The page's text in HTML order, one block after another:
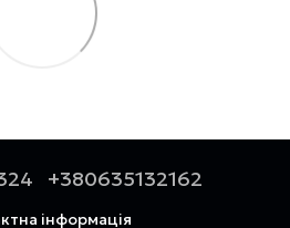
+380635132162
інформація